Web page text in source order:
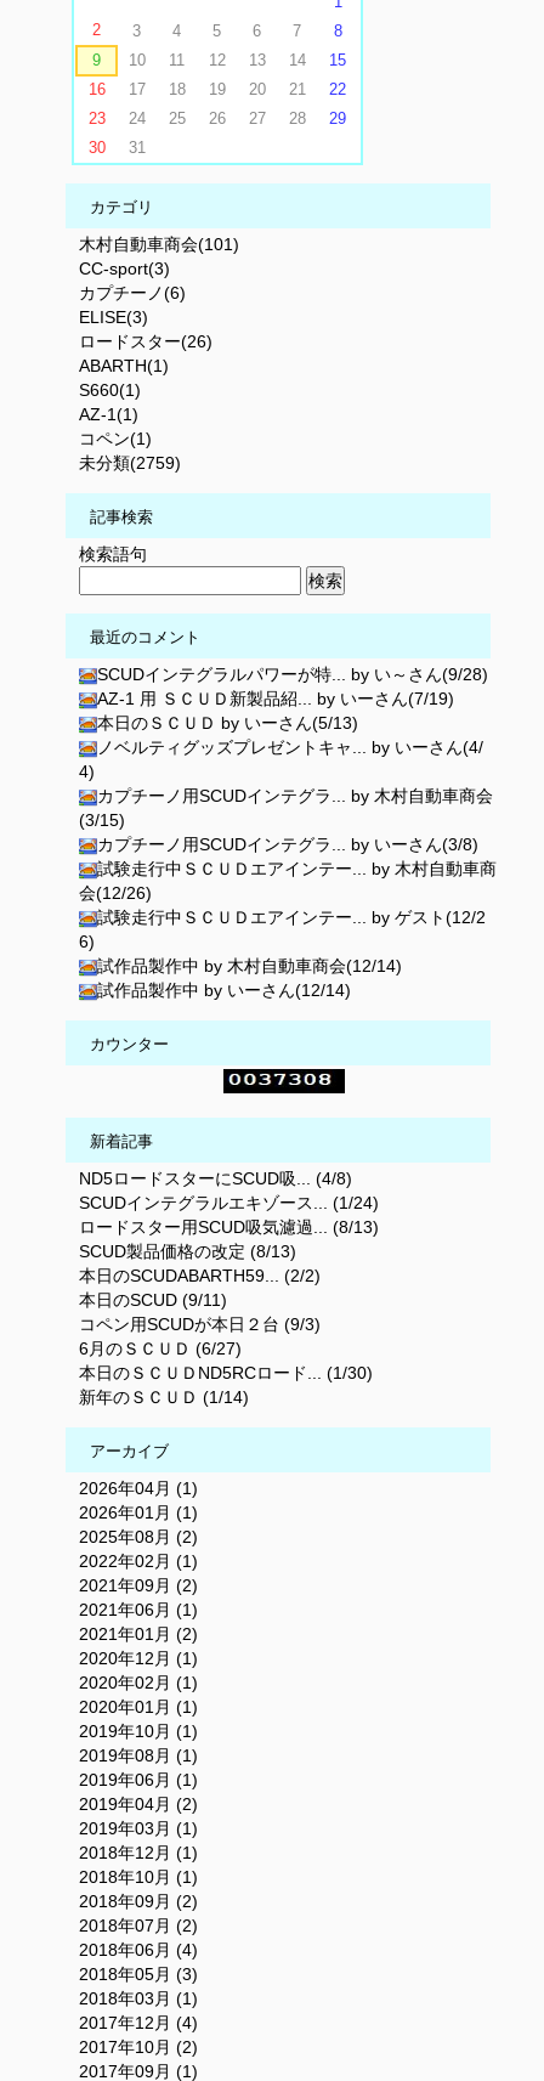
2
3 4 5 6 7
8
9
10 11 12 13 14
15
16
17 18 19 20 21
22
23
24 25 26 27 28
29
30
31
カテゴリ
木村自動車商会(101)
CC-sport(3)
カプチーノ(6)
ELISE(3)
ロードスター(26)
ABARTH(1)
S660(1)
AZ-1(1)
コペン(1)
未分類(2759)
記事検索
検索語句
最近のコメント
SCUDインテグラルパワーが特... by い～さん(9/28)
AZ-1 用 ＳＣＵＤ新製品紹... by いーさん(7/19)
本日のＳＣＵＤ by いーさん(5/13)
ノベルティグッズプレゼントキャ... by いーさん(4/
4)
カプチーノ用SCUDインテグラ... by 木村自動車商会
(3/15)
カプチーノ用SCUDインテグラ... by いーさん(3/8)
試験走行中ＳＣＵＤエアインテー... by 木村自動車商
会(12/26)
試験走行中ＳＣＵＤエアインテー... by ゲスト(12/2
6)
試作品製作中 by 木村自動車商会(12/14)
試作品製作中 by いーさん(12/14)
カウンター
新着記事
ND5ロードスターにSCUD吸... (4/8)
SCUDインテグラルエキゾース... (1/24)
ロードスター用SCUD吸気濾過... (8/13)
SCUD製品価格の改定 (8/13)
本日のSCUDABARTH59... (2/2)
本日のSCUD (9/11)
コペン用SCUDが本日２台 (9/3)
6月のＳＣＵＤ (6/27)
本日のＳＣＵＤND5RCロード... (1/30)
新年のＳＣＵＤ (1/14)
アーカイブ
2026年04月 (1)
2026年01月 (1)
2025年08月 (2)
2022年02月 (1)
2021年09月 (2)
2021年06月 (1)
2021年01月 (2)
2020年12月 (1)
2020年02月 (1)
2020年01月 (1)
2019年10月 (1)
2019年08月 (1)
2019年06月 (1)
2019年04月 (2)
2019年03月 (1)
2018年12月 (1)
2018年10月 (1)
2018年09月 (2)
2018年07月 (2)
2018年06月 (4)
2018年05月 (3)
2018年03月 (1)
2017年12月 (4)
2017年10月 (2)
2017年09月 (1)